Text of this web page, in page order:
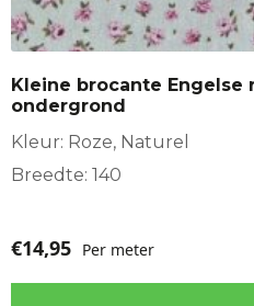
Kleine brocante Engelse
ondergrond
Kleur: Roze, Naturel
Breedte: 140
€14,95 Per meter